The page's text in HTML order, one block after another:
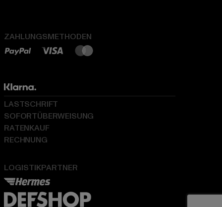
ZAHLUNGSMETHODEN
LOGISTIKPARTNER
LASTSCHRIFT
SOFORTÜBERWEISUNG
RATENKAUF
RECHNUNG